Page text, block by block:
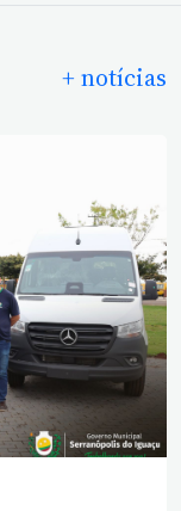
+ notícias